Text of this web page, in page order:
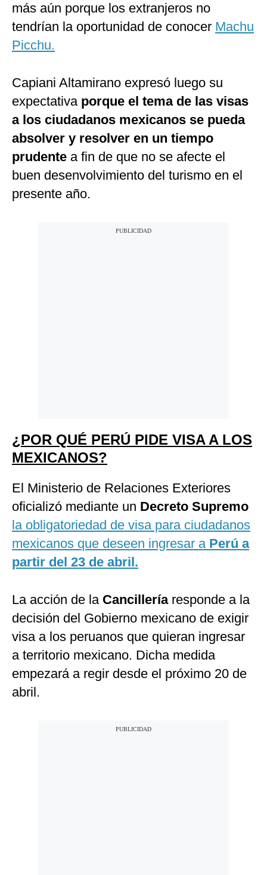
más aún porque los extranjeros no
tendrían la oportunidad de conocer Machu
Picchu.
Capiani Altamirano expresó luego su
expectativaporque el tema de las visas
a los ciudadanos mexicanos se pueda
absolver y resolver en un tiempo
prudente a fin de que no se afecte el
buen desenvolvimiento del turismo en el
presente año.
¿POR QUÉ PERÚ PIDE VISA A LOS
MEXICANOS?
El Ministerio de Relaciones Exteriores
oficializó mediante un Decreto Supremo
la obligatoriedad de visa para ciudadanos
mexicanos que deseen ingresar a Perú a
partir del 23 de abril.
La acción de la Cancillería responde a la
decisión del Gobierno mexicano de exigir
visa a los peruanos que quieran ingresar
a territorio mexicano. Dicha medida
empezará a regir desde el próximo 20 de
abril.